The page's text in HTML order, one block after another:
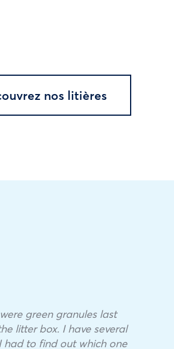
nos litières
green granules last
litter box. I have several
had to find out which one